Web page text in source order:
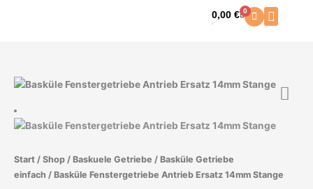
0,00€ 0
Warenkorb
Start / Shop / Baskuele Getriebe / Basküle Getriebe
einfach / Basküle Fenstergetriebe Antrieb Ersatz 14mm Stange
Basküle
Antrieb
Ersatz
Stange
Menge